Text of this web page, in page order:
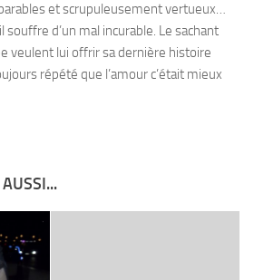
et scrupuleusement vertueux…
souffre d’un mal incurable. Le sachant
veulent lui offrir sa dernière histoire
répété que l’amour c’était mieux